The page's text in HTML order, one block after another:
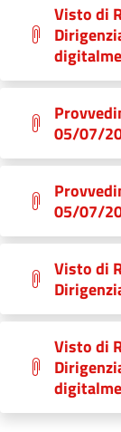
Visto di
05/07/
05/07/
Visto di
Visto di